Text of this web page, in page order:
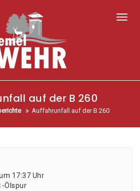
auf der B 260
Auffahrunfall auf der B 260
17:37 Uhr
Ölspur